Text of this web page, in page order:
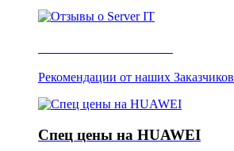
Рекомендации от наших Заказчиков
Спец цены на HUAWEI